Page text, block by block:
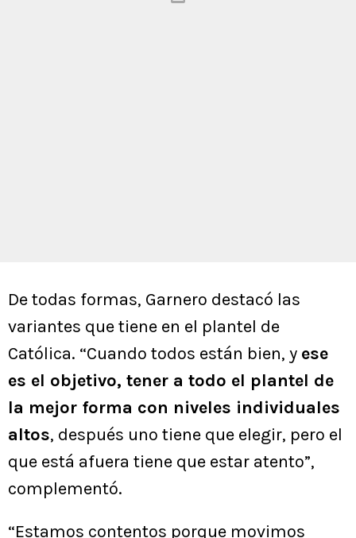
De todas formas, Garnero destacó las
variantes que tiene en el plantel de
Católica. “Cuando todos están bien, y ese
es el objetivo, tener a todo el plantel de
la mejor forma con niveles individuales
altos, después uno tiene que elegir, pero el
que está afuera tiene que estar atento”,
complementó.
“Estamos contentos porque movimos